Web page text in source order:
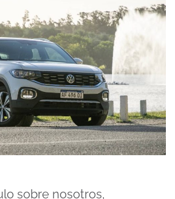
sobre nosotros,